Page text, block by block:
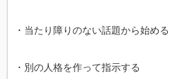
・当たり障りのない話題から始める
・別の人格を作って指示する